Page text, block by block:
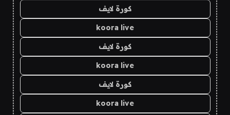
كورة لايف
koora live
كورة لايف
koora live
كورة لايف
koora live